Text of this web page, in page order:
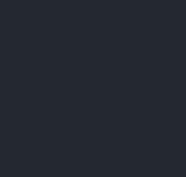
traditionnels, nous n’ajoutons
au prix d’une course en
pour venir vous
d’aéroport abordable et